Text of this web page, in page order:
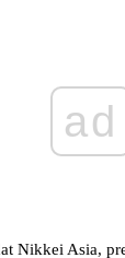
ad
Nikkei Asia,